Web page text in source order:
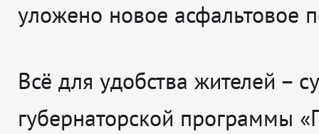
уложено новое асфальтовое
Всё для удобства жителей –
губернаторской программы